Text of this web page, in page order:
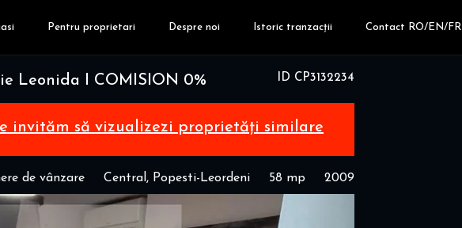
Pentru proprietari Despre noi Istoric tranzacții Contact RO/EN/FR
ID CP3132234
Leonida I COMISION 0%
invităm să vizualizezi proprietăți similare
de vânzare Central, Popesti-Leordeni 58 mp 2009